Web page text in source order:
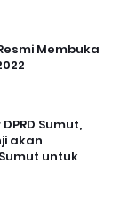
Membuka
Sumut,
akan
untuk